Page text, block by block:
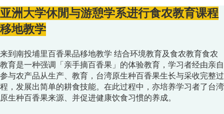
亚洲大学休閒与游憩学系进行食农教育课程
移地教学
来到南投埔里百香果品移地教学 结合环境教育及食农教育食农
教育是一种强调「亲手摘百香果」的体验教育，学习者经由亲自
参与农产品从生产、教育，台湾原生种百香果生长与采收完整过
程，发展出简单的耕食技能。在此过程中，亦培养学习者了台湾
原生种百香果来源、并促进健康饮食习惯的养成。